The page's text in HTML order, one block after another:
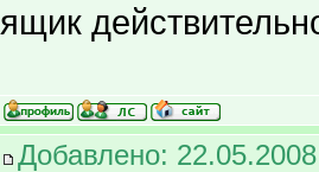
ящик
Добавлено: